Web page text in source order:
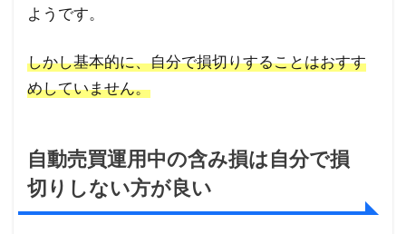
ようです。
しかし基本的に、自分で損切りすることはおすす
めしていません。
自動売買運用中の含み損は自分で損
切りしない方が良い